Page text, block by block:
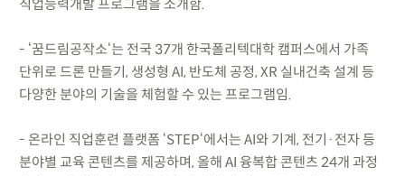
직업능력개발 프로그램을 소개함.
- ‘꿈드림공작소‘는 전국 37개 한국폴리텍대학 캠퍼스에서 가족
단위로 드론 만들기, 생성형 AI, 반도체 공정, XR 실내건축 설계 등
다양한 분야의 기술을 체험할 수 있는 프로그램임.
- 온라인 직업훈련 플랫폼 ‘STEP‘에서는 AI와 기계, 전기·전자 등
분야별 교육 콘텐츠를 제공하며, 올해 AI 융복합 콘텐츠 24개 과정